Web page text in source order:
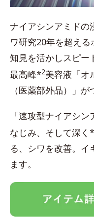
ナイアシンアミドの
ワ研究20年を超え
知見を活かしスピー
最高峰*2美容液「
（医薬部外品）」が
「速攻型ナイアシ
なじみ、そして深く*
る、シワを改善。イ
ます。